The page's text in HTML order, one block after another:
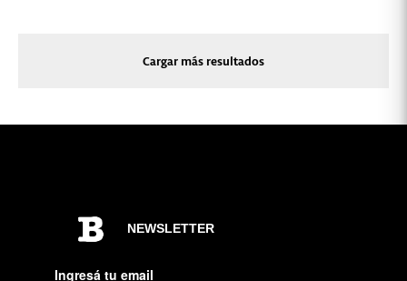
Cargar más resultados